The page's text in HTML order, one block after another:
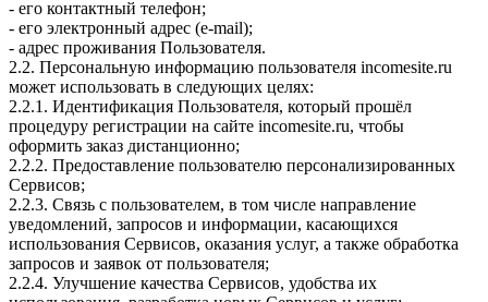
- его контактный телефон;
- его электронный адрес (e-mail);
- адрес проживания Пользователя.
2.2. Персональную информацию пользователя incomesite.ru
может использовать в следующих целях:
2.2.1. Идентификация Пользователя, который прошёл
процедуру регистрации на сайте incomesite.ru, чтобы
оформить заказ дистанционно;
2.2.2. Предоставление пользователю персонализированных
Сервисов;
2.2.3. Связь с пользователем, в том числе направление
уведомлений, запросов и информации, касающихся
использования Сервисов, оказания услуг, а также обработка
запросов и заявок от пользователя;
2.2.4. Улучшение качества Сервисов, удобства их